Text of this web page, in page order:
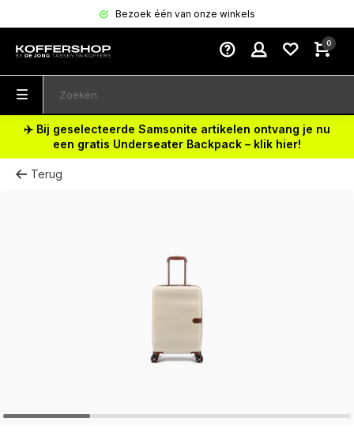
Bezoek één van onze winkels
0
✈️ Bij geselecteerde Samsonite artikelen ontvang je nu
een gratis Underseater Backpack – klik hier!
Terug